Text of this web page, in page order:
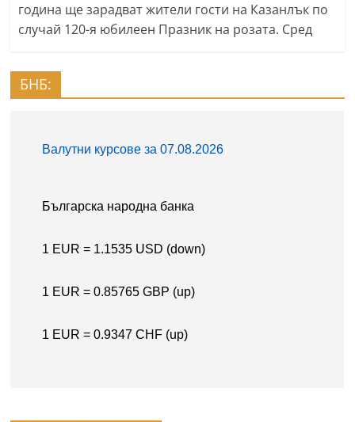
година ще зарадват жители гости на Казанлък по
случай 120-я юбилеен Празник на розата. Сред
БНБ: